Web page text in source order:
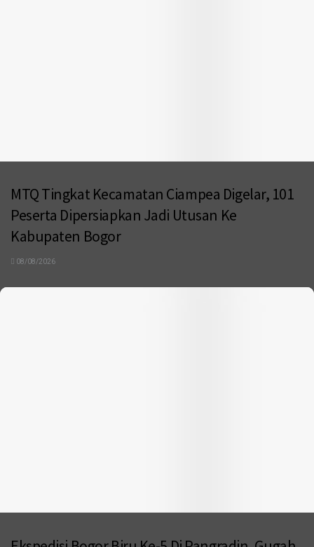
MTQ Tingkat Kecamatan Ciampea Digelar, 101
Peserta Dipersiapkan Jadi Utusan Ke
Kabupaten Bogor
08/08/2026